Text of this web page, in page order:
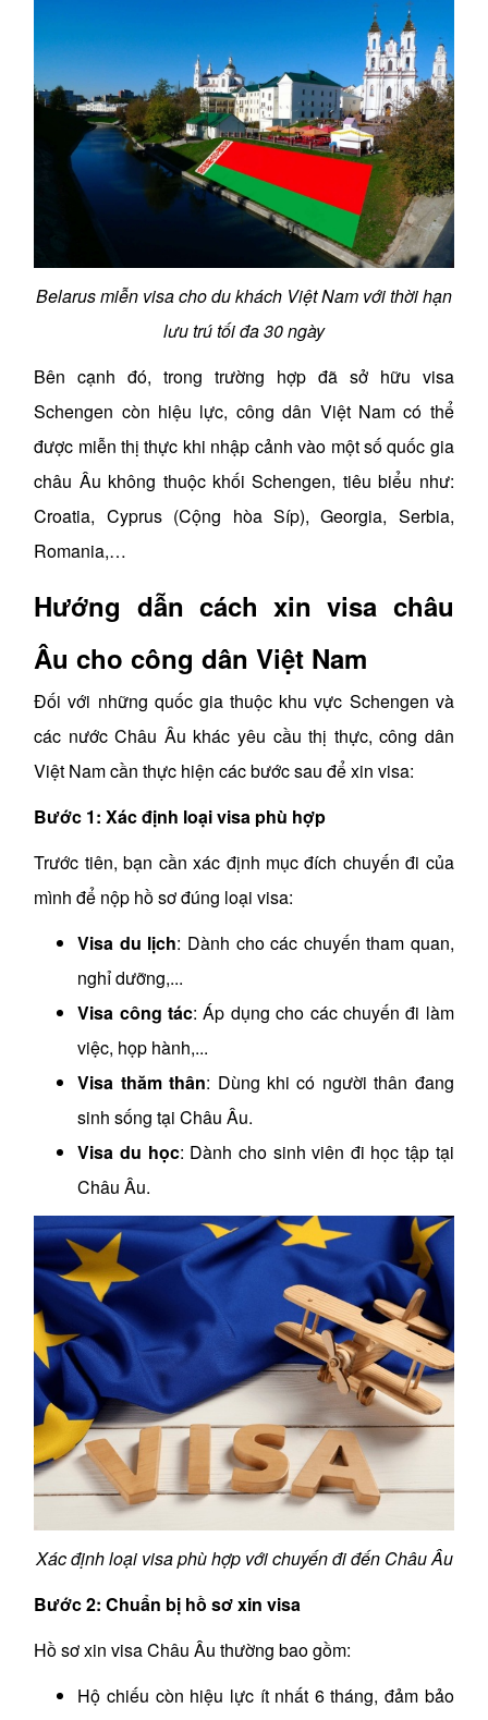
Belarus miễn visa cho du khách Việt Nam với thời hạn
lưu trú tối đa 30 ngày
Bên cạnh đó, trong trường hợp đã sở hữu visa
Schengen còn hiệu lực, công dân Việt Nam có thể
được miễn thị thực khi nhập cảnh vào một số quốc gia
châu Âu không thuộc khối Schengen, tiêu biểu như:
Croatia, Cyprus (Cộng hòa Síp), Georgia, Serbia,
Romania,…
Hướng dẫn cách xin visa châu
Âu cho công dân Việt Nam
Đối với những quốc gia thuộc khu vực Schengen và
các nước Châu Âu khác yêu cầu thị thực, công dân
Việt Nam cần thực hiện các bước sau để xin visa:
Bước 1: Xác định loại visa phù hợp
Trước tiên, bạn cần xác định mục đích chuyến đi của
mình để nộp hồ sơ đúng loại visa:
Visa du lịch: Dành cho các chuyến tham quan,
nghỉ dưỡng,...
Visa công tác: Áp dụng cho các chuyến đi làm
việc, họp hành,...
Visa thăm thân: Dùng khi có người thân đang
sinh sống tại Châu Âu.
Visa du học: Dành cho sinh viên đi học tập tại
Châu Âu.
Xác định loại visa phù hợp với chuyến đi đến Châu Âu
Bước 2: Chuẩn bị hồ sơ xin visa
Hồ sơ xin visa Châu Âu thường bao gồm:
Hộ chiếu còn hiệu lực ít nhất 6 tháng, đảm bảo